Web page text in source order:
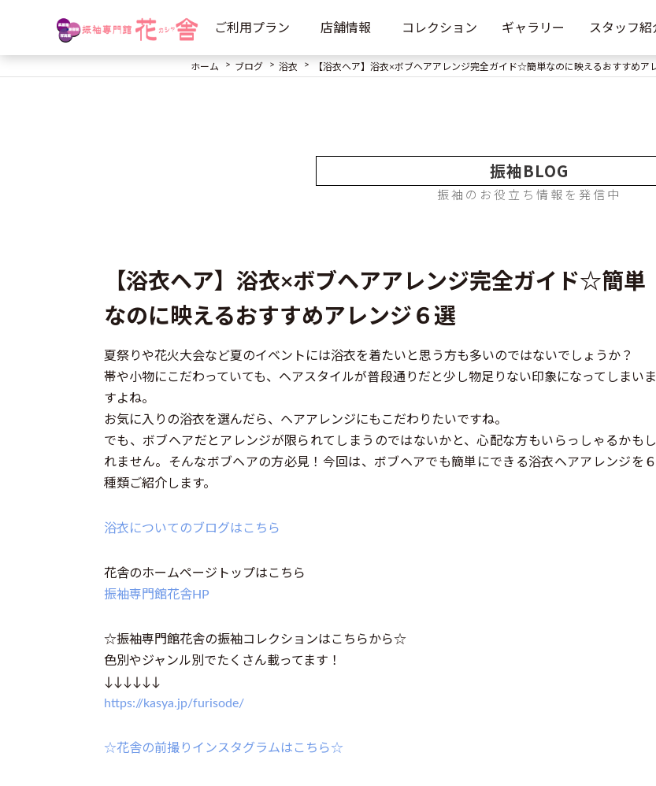
ご利用プラン 店舗情報 コレクション ギャラリー スタッフ紹
ホーム ブログ 浴衣 【浴衣ヘア】浴衣×ボブヘアアレンジ完全ガイド☆簡単なのに映えるおすすめア
振袖BLOG
振袖のお役立ち情報を発信中
【浴衣ヘア】浴衣×ボブヘアアレンジ完全ガイド☆簡単
なのに映えるおすすめアレンジ６選
夏祭りや花火大会など夏のイベントには浴衣を着たいと思う方も多いのではないでしょうか？
帯や小物にこだわっていても、ヘアスタイルが普段通りだと少し物足りない印象になってしまいま
すよね。
お気に入りの浴衣を選んだら、ヘアアレンジにもこだわりたいですね。
でも、ボブヘアだとアレンジが限られてしまうのではないかと、心配な方もいらっしゃるかもし
れません。そんなボブヘアの方必見！今回は、ボブヘアでも簡単にできる浴衣ヘアアレンジを６
種類ご紹介します。
浴衣についてのブログはこちら
花舎のホームページトップはこちら
振袖専門館花舎HP
☆振袖専門館花舎の振袖コレクションはこちらから☆
色別やジャンル別でたくさん載ってます！
↓↓↓↓↓↓
https://kasya.jp/furisode/
☆花舎の前撮りインスタグラムはこちら☆